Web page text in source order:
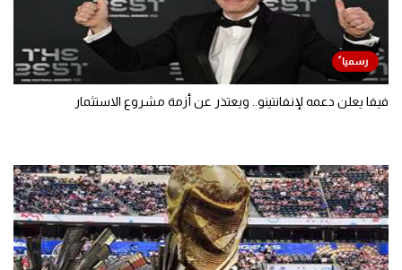
فيفا يعلن دعمه لإنفانتينو.. ويعتذر عن أزمة مشروع الاستثمار